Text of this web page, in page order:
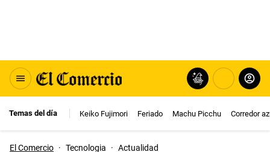
Temas del día Keiko Fujimori Feriado Machu Picchu Corredor
El Comercio · Tecnologia · Actualidad